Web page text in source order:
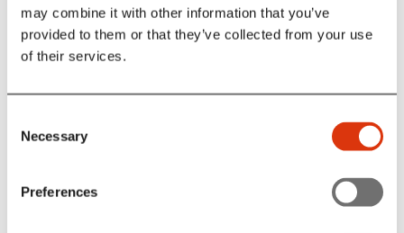
may combine it with other information that you’ve
provided to them or that they’ve collected from your use
of their services.
Selection
Necessary
Preferences
Tid: 15.30-17.00
Lokation: Vestfløjen, Porten
Det kan være svært at være pårørende til en person med
autisme eller ADHD, og meget ofte oplever man at stå